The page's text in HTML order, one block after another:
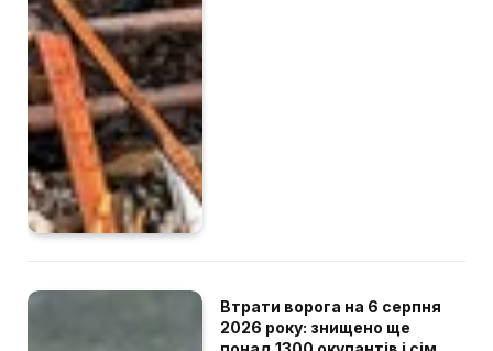
Втрати ворога на 6 серпня
2026 року: знищено ще